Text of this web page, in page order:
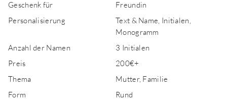
Geschenk für
Freundin
Personalisierung
Text & Name, Initialen,
Monogramm
Anzahl der Namen
3 Initialen
Preis
200€+
Thema
Mutter, Familie
Form
Rund